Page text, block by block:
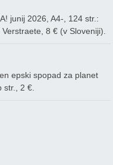
junij 2026, A4-, 124 str.:
8 € (v Sloveniji).
epski spopad za planet
2 €.